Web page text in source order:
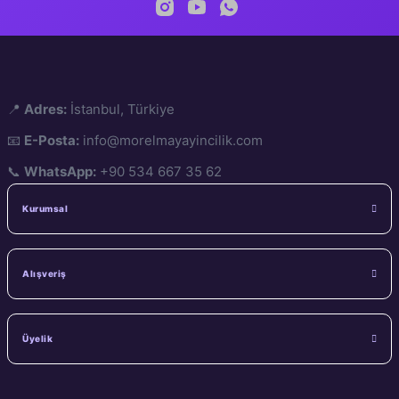
📍 Adres: İstanbul, Türkiye
📧 E-Posta: info@morelmayayincilik.com
📞 WhatsApp: +90 534 667 35 62
Kurumsal
Alışveriş
Üyelik